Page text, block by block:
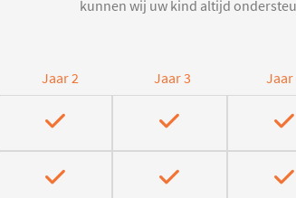
kunnen wij uw kind altijd
Jaar 2 Jaar 3 Jaar